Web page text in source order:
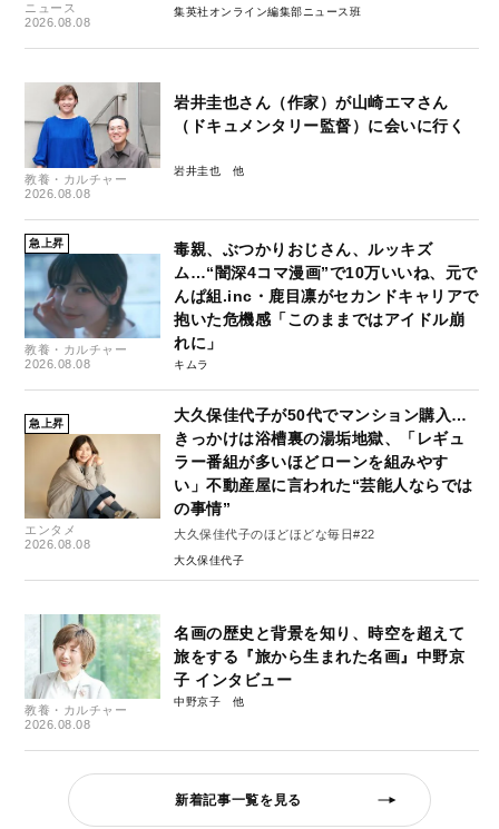
ニュース
2026.08.08
集英社オンライン編集部ニュース班
教養・カルチャー
2026.08.08
岩井圭也さん（作家）が山崎エマさん
（ドキュメンタリー監督）に会いに行く
岩井圭也
急上昇
教養・カルチャー
2026.08.08
毒親、ぶつかりおじさん、ルッキズ
ム…“闇深4コマ漫画”で10万いいね、元で
んぱ組.inc・鹿目凛がセカンドキャリアで
抱いた危機感「このままではアイドル崩
れに」
キムラ
急上昇
エンタメ
2026.08.08
大久保佳代子が50代でマンション購入…
きっかけは浴槽裏の湯垢地獄、「レギュ
ラー番組が多いほどローンを組みやす
い」不動産屋に言われた“芸能人ならでは
の事情”
大久保佳代子のほどほどな毎日#22
大久保佳代子
教養・カルチャー
2026.08.08
名画の歴史と背景を知り、時空を超えて
旅をする『旅から生まれた名画』中野京
子 インタビュー
中野京子
新着記事一覧を見る